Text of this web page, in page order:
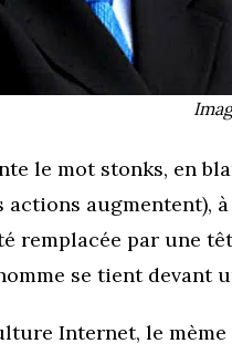
le mot stonks, en
actions augmentent),
remplacée par une
se tient devant
Internet, le